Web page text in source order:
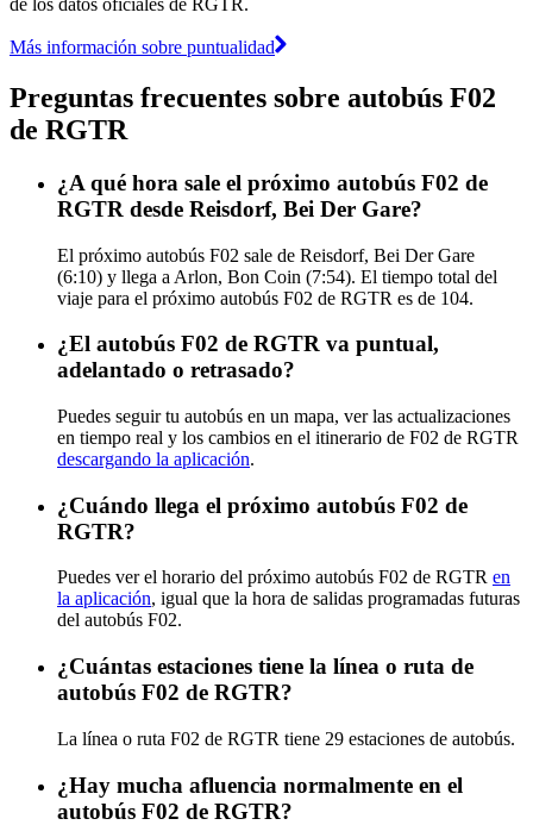
de los datos oficiales de RGTR.
Más información sobre puntualidad
Preguntas frecuentes sobre autobús F02
de RGTR
¿A qué hora sale el próximo autobús F02 de
RGTR desde Reisdorf, Bei Der Gare?
El próximo autobús F02 sale de Reisdorf, Bei Der Gare
(6:10) y llega a Arlon, Bon Coin (7:54). El tiempo total del
viaje para el próximo autobús F02 de RGTR es de 104.
¿El autobús F02 de RGTR va puntual,
adelantado o retrasado?
Puedes seguir tu autobús en un mapa, ver las actualizaciones
en tiempo real y los cambios en el itinerario de F02 de RGTR
descargando la aplicación.
¿Cuándo llega el próximo autobús F02 de
RGTR?
Puedes ver el horario del próximo autobús F02 de RGTR en
la aplicación, igual que la hora de salidas programadas futuras
del autobús F02.
¿Cuántas estaciones tiene la línea o ruta de
autobús F02 de RGTR?
La línea o ruta F02 de RGTR tiene 29 estaciones de autobús.
¿Hay mucha afluencia normalmente en el
autobús F02 de RGTR?